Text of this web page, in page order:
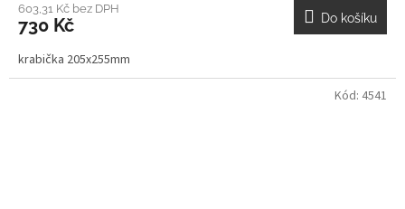
603,31 Kč bez DPH
730 Kč Do košíku
krabička 205x255mm
Kód: 4541